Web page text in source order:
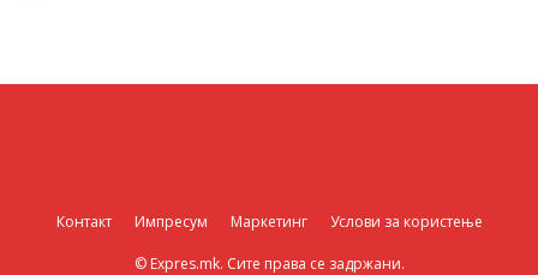
Контакт Импресум Маркетинг Услови за користење
© Expres.mk. Сите права се задржани.